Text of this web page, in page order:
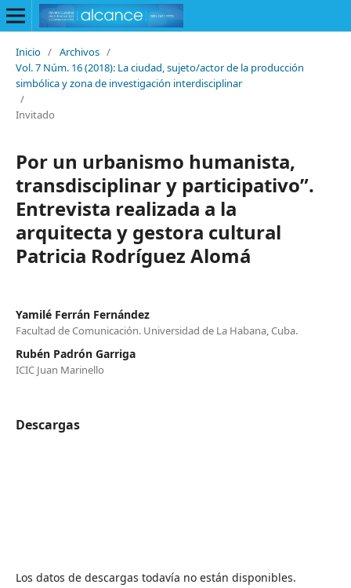
Inicio / Archivos /
Vol. 7 Núm. 16 (2018): La ciudad, sujeto/actor de la producción
simbólica y zona de investigación interdisciplinar
/
Invitado
Por un urbanismo humanista,
transdisciplinar y participativo”.
Entrevista realizada a la
arquitecta y gestora cultural
Patricia Rodríguez Alomá
Yamilé Ferrán Fernández
Facultad de Comunicación. Universidad de La Habana, Cuba.
Rubén Padrón Garriga
ICIC Juan Marinello
Descargas
Los datos de descargas todavía no están disponibles.